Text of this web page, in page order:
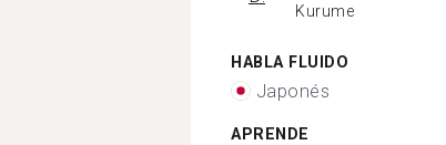
Kurume
HABLA FLUIDO
Japonés
APRENDE